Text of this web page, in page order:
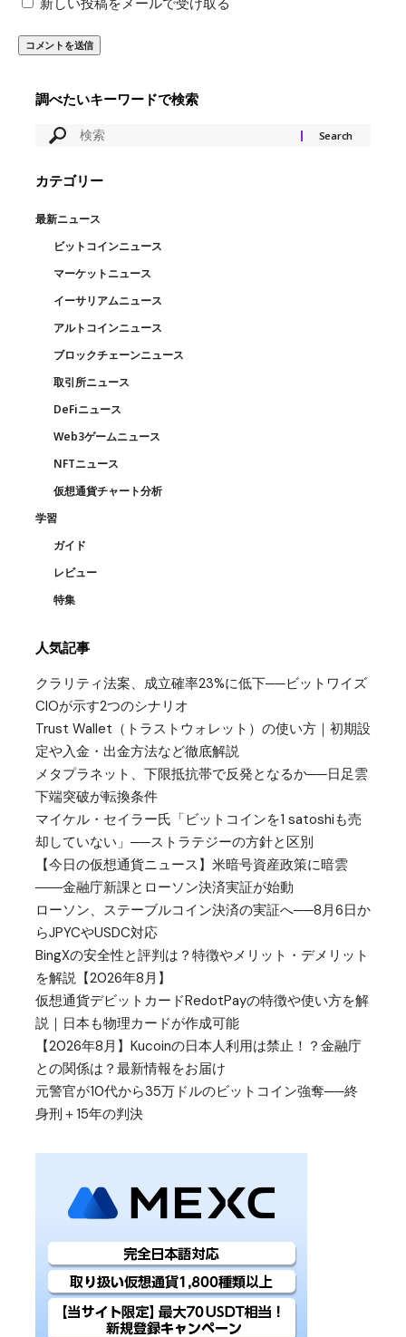
新しい投稿をメールで受け取る
調べたいキーワードで検索
カテゴリー
最新ニュース
ビットコインニュース
マーケットニュース
イーサリアムニュース
アルトコインニュース
ブロックチェーンニュース
取引所ニュース
DeFiニュース
Web3ゲームニュース
NFTニュース
仮想通貨チャート分析
学習
ガイド
レビュー
特集
人気記事
クラリティ法案、成立確率23%に低下──ビットワイズ
CIOが示す2つのシナリオ
Trust Wallet（トラストウォレット）の使い方｜初期設
定や入金・出金方法など徹底解説
メタプラネット、下限抵抗帯で反発となるか──日足雲
下端突破が転換条件
マイケル・セイラー氏「ビットコインを1 satoshiも売
却していない」──ストラテジーの方針と区別
【今日の仮想通貨ニュース】米暗号資産政策に暗雲
――金融庁新課とローソン決済実証が始動
ローソン、ステーブルコイン決済の実証へ──8月6日か
らJPYCやUSDC対応
BingXの安全性と評判は？特徴やメリット・デメリット
を解説【2026年8月】
仮想通貨デビットカードRedotPayの特徴や使い方を解
説｜日本も物理カードが作成可能
【2026年8月】Kucoinの日本人利用は禁止！？金融庁
との関係は？最新情報をお届け
元警官が10代から35万ドルのビットコイン強奪──終
身刑＋15年の判決